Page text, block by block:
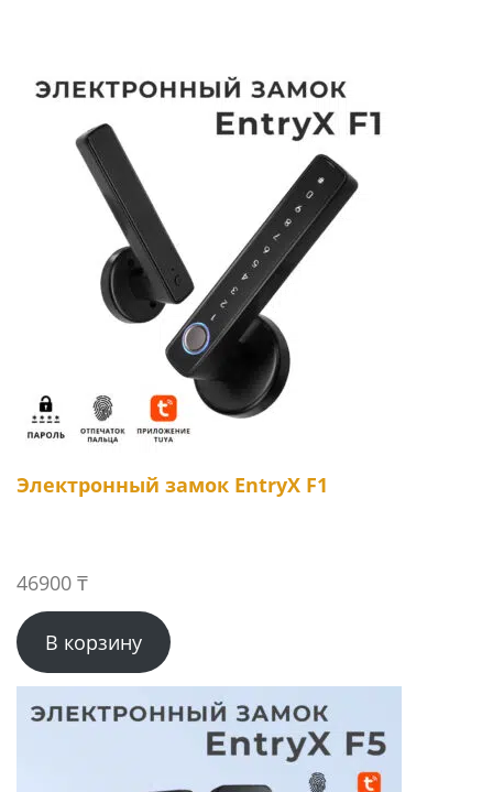
Электронный замок EntryX F1
46900 ₸
В корзину